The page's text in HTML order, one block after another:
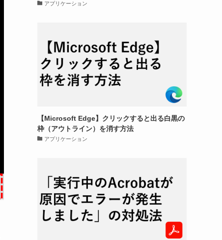
アプリケーション
【Microsoft Edge】クリックすると出る白黒の
枠（アウトライン）を消す方法
アプリケーション